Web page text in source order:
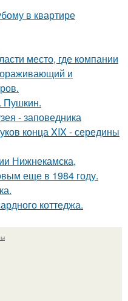
в квартире
место, где компании
и
Пушкин.
- заповедника
конца XIX - середины
Нижнекамска,
еще в 1984 году.
коттеджа.